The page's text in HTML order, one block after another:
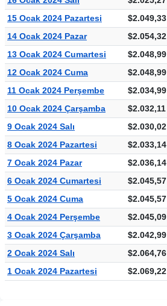
15 Ocak 2024 Pazartesi
$2.049,33
14 Ocak 2024 Pazar
$2.054,32
13 Ocak 2024 Cumartesi
$2.048,99
12 Ocak 2024 Cuma
$2.048,99
11 Ocak 2024 Perşembe
$2.034,99
10 Ocak 2024 Çarşamba
$2.032,11
9 Ocak 2024 Salı
$2.030,02
8 Ocak 2024 Pazartesi
$2.033,14
7 Ocak 2024 Pazar
$2.036,14
6 Ocak 2024 Cumartesi
$2.045,57
5 Ocak 2024 Cuma
$2.045,57
4 Ocak 2024 Perşembe
$2.045,09
3 Ocak 2024 Çarşamba
$2.042,99
2 Ocak 2024 Salı
$2.064,76
1 Ocak 2024 Pazartesi
$2.069,22